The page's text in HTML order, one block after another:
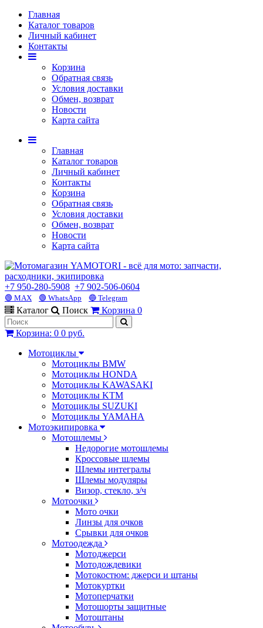
Главная
Каталог товаров
Личный кабинет
Контакты
Корзина
Обратная связь
Условия доставки
Обмен, возврат
Новости
Карта сайта
Главная
Каталог товаров
Личный кабинет
Контакты
Корзина
Обратная связь
Условия доставки
Обмен, возврат
Новости
Карта сайта
+7 950-280-5908 +7 902-506-0604
🟢 MAX 🟢 WhatsApp 🔵 Telegram
Каталог Поиск Корзина 0
Корзина: 0 0 руб.
Мотоциклы
Мотоциклы BMW
Мотоциклы HONDA
Мотоциклы KAWASAKI
Мотоциклы KTM
Мотоциклы SUZUKI
Мотоциклы YAMAHA
Мотоэкипировка
Мотошлемы
Недорогие мотошлемы
Кроссовые шлемы
Шлемы интегралы
Шлемы модуляры
Визор, стекло, з/ч
Мотоочки
Мото очки
Линзы для очков
Срывки для очков
Мотоодежда
Мотоджерси
Мотодождевики
Мотокостюм: джерси и штаны
Мотокуртки
Мотоперчатки
Мотошорты защитные
Мотоштаны